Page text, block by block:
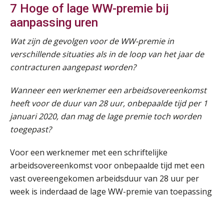
7 Hoge of lage WW-premie bij
aanpassing uren
Wat zijn de gevolgen voor de WW-premie in
verschillende situaties als in de loop van het jaar de
contracturen aangepast worden?
Wanneer een werknemer een arbeidsovereenkomst
heeft voor de duur van 28 uur, onbepaalde tijd per 1
januari 2020, dan mag de lage premie toch worden
toegepast?
Voor een werknemer met een schriftelijke
arbeidsovereenkomst voor onbepaalde tijd met een
vast overeengekomen arbeidsduur van 28 uur per
week is inderdaad de lage WW-premie van toepassing
AUG
Markus Verbeek Praehep
11
14
AUG
HBO Programma Manager Payroll Services & Benefits
Markus Verbeek Praehep
17
AUG
Markus Verbeek Praehep
20
Module Loonheffingen PDL